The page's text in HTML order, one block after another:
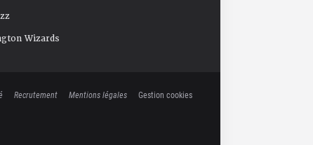
Wizards
Recrutement Mentions légales Gestion cookies